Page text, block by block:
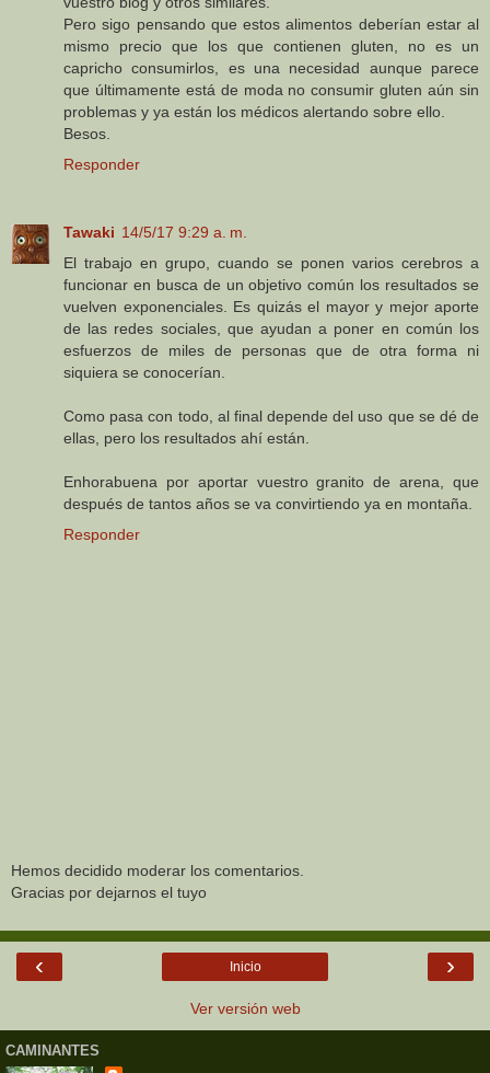
Pero sigo pensando que estos alimentos deberían estar al
mismo precio que los que contienen gluten, no es un
capricho consumirlos, es una necesidad aunque parece
que últimamente está de moda no consumir gluten aún sin
problemas y ya están los médicos alertando sobre ello.
Besos.
Responder
Tawaki 14/5/17 9:29 a. m.
El trabajo en grupo, cuando se ponen varios cerebros a
funcionar en busca de un objetivo común los resultados se
vuelven exponenciales. Es quizás el mayor y mejor aporte
de las redes sociales, que ayudan a poner en común los
esfuerzos de miles de personas que de otra forma ni
siquiera se conocerían.
Como pasa con todo, al final depende del uso que se dé de
ellas, pero los resultados ahí están.
Enhorabuena por aportar vuestro granito de arena, que
después de tantos años se va convirtiendo ya en montaña.
Responder
Hemos decidido moderar los comentarios.
Gracias por dejarnos el tuyo
‹ ›
Inicio
Ver versión web
CAMINANTES